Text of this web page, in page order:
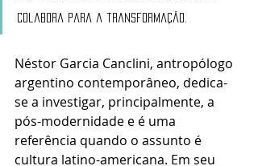
colabora para a transformação.
Néstor Garcia Canclini, antropólogo
argentino contemporâneo, dedica-
se a investigar, principalmente, a
pós-modernidade e é uma
referência quando o assunto é
cultura latino-americana. Em seu